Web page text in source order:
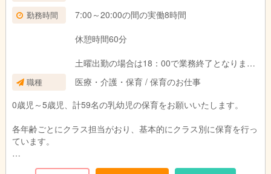
勤務時間
7:00～20:00の間の実働8時間
休憩時間60分
土曜出勤の場合は18：00で業務終了となりま
す。
（土曜出勤があった際は、必ず平日に代休があ
ります）
その他、ご相談下さい。
職種
医療・介護・保育 / 保育のお仕事
0歳児～5歳児、計59名の乳幼児の保育をお願いいたします。
各年齢ごとにクラス担当がおり、基本的にクラス別に保育を行っ
ています。
複数担任の一員として、クラスの保育をお願いいたします。